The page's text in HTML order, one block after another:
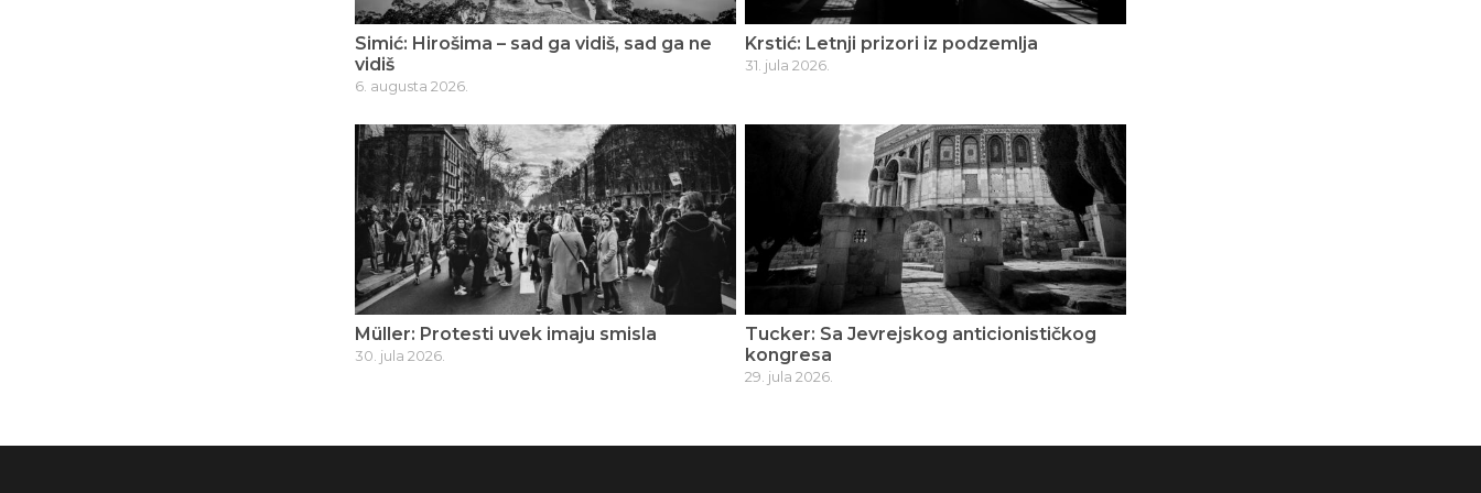
Simić: Hirošima – sad ga vidiš, sad ga ne
vidiš
6. augusta 2026.
Krstić: Letnji prizori iz podzemlja
31. jula 2026.
Müller: Protesti uvek imaju smisla
30. jula 2026.
Tucker: Sa Jevrejskog anticionističkog
kongresa
29. jula 2026.